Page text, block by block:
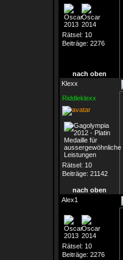
Rätsel: 10
Beiträge: 2276
nach oben
Klexx
Riddleklexx
Rätsel: 10
Beiträge: 21142
nach oben
Alex1
Rätsel: 10
Beiträge: 2276